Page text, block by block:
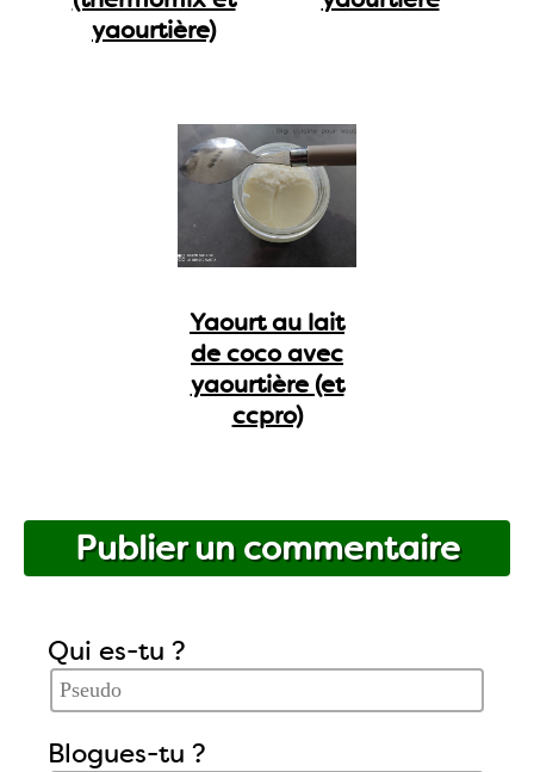
yaourtière)
Yaourt au lait
de coco avec
yaourtière (et
ccpro)
Publier un commentaire
Qui es-tu ?
Blogues-tu ?